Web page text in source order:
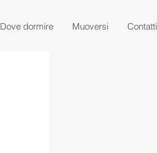
Dove dormire Muoversi Contatti